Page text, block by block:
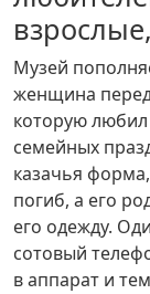
Музей
женщина
которую любил
семейных
казачья
погиб, а его
его одежду.
сотовый
в аппарат и